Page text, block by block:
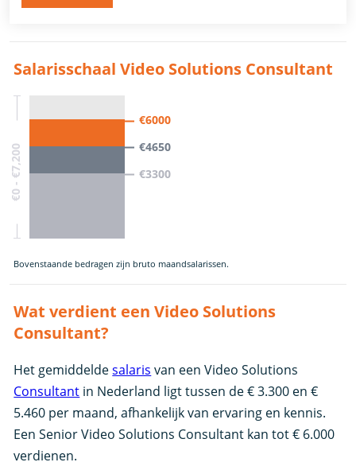
Salarisschaal Video Solutions Consultant
€0 - €7,200
€6000
€4650
€3300
Bovenstaande bedragen zijn bruto maandsalarissen.
Wat verdient een Video Solutions
Consultant?
Het gemiddeldesalaris van een Video Solutions
Consultant in Nederland ligt tussen de € 3.300 en €
5.460 per maand, afhankelijk van ervaring en kennis.
Een Senior Video Solutions Consultant kan tot € 6.000
verdienen.